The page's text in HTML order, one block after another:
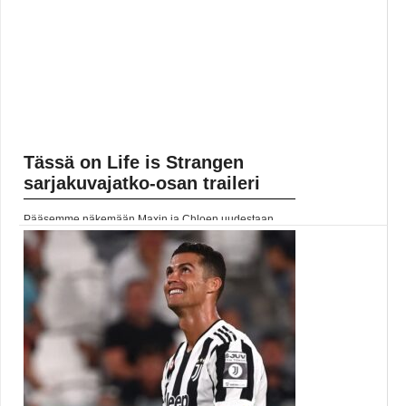
Tässä on Life is Strangen
sarjakuvajatko-osan traileri
Pääsemme näkemään Maxin ja Chloen uudestaan
ensi viikolla. Lue koko artikkeli:
https://www.gamereactor.fi/uutiset/588753/
Yleinen